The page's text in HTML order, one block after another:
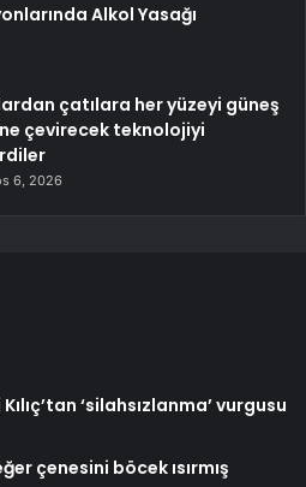
Alkol Yasağı
çatılara her yüzeyi güneş
çevirecek teknolojiyi
6, 2026
‘silahsızlanma’ vurgusu
çenesini böcek ısırmış